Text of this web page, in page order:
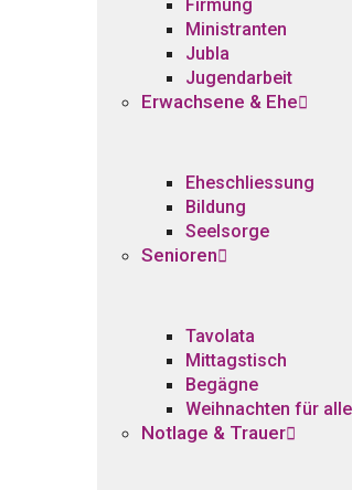
Firmung
Ministranten
Jubla
Jugendarbeit
Erwachsene & Ehe
Eheschliessung
Bildung
Seelsorge
Senioren
Tavolata
Mittagstisch
Begägne
Weihnachten für alle
Notlage & Trauer